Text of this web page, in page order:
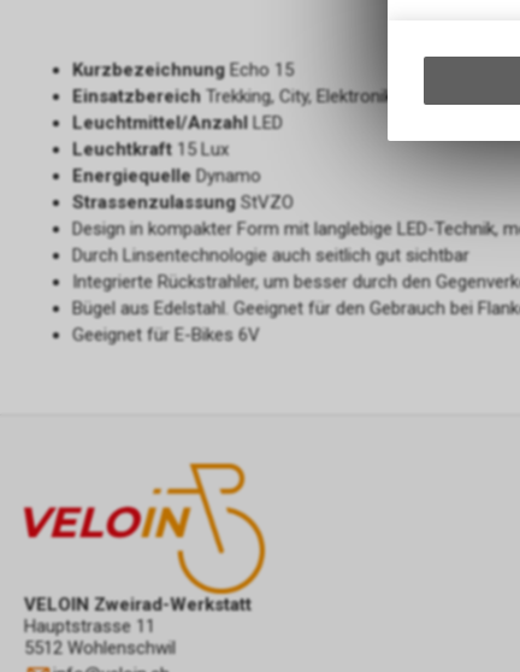
Kurzbezeichnung Echo 15
Einsatzbereich Trekking, City, Elektronik
Leuchtmittel/Anzahl LED
Leuchtkraft 15 Lux
Energiequelle Dynamo
Strassenzulassung StVZO
Design in kompakter Form mit langlebige LED-Technik,
Durch Linsentechnologie auch seitlich gut sichtbar
Integrierte Rückstrahler, um besser durch den
Bügel aus Edelstahl. Geeignet für den Gebrauch bei
Geeignet für E-Bikes 6V
VELOIN Zweirad-Werkstatt
Hauptstrasse 11
5512 Wohlenschwil